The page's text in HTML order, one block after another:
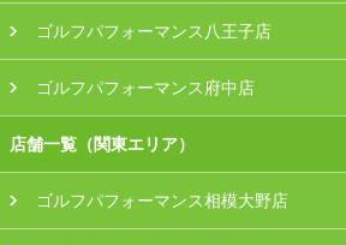
ゴルフパフォーマンス八王子店
ゴルフパフォーマンス府中店
店舗一覧（関東エリア）
ゴルフパフォーマンス相模大野店